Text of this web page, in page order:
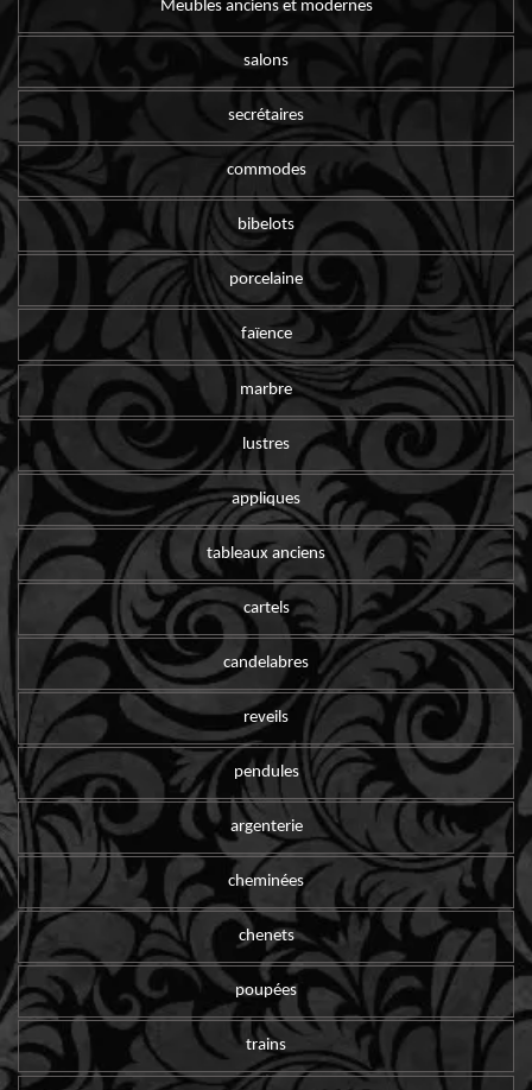
Meubles anciens et modernes
salons
secrétaires
commodes
bibelots
porcelaine
faïence
marbre
lustres
appliques
tableaux anciens
cartels
candelabres
reveils
pendules
argenterie
cheminées
chenets
poupées
trains